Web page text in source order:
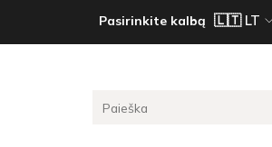
Pasirinkite kalbą